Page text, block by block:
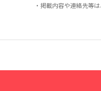
・掲載内容や連絡先等